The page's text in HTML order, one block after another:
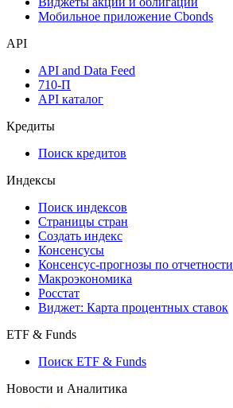
Мобильное приложение Cbonds
API
API and Data Feed
710-П
API каталог
Кредиты
Поиск кредитов
Индексы
Поиск индексов
Страницы стран
Создать индекс
Консенсусы
Консенсус-прогнозы по отчетности
Макроэкономика
Росстат
Виджет: Карта процентных ставок
ETF & Funds
Поиск ETF & Funds
Новости и Аналитика